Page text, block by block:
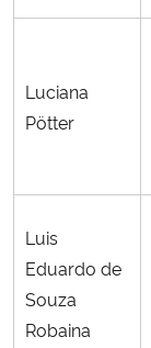
Luciana
Pötter
Luis
Eduardo de
Souza
Robaina